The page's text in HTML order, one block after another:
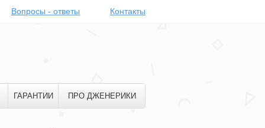
Вопросы - ответы Контакты
ГАРАНТИИ ПРО ДЖЕНЕРИКИ